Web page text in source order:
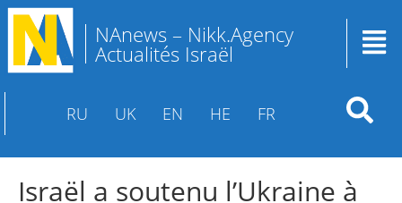
NAnews – Nikk.Agency
Actualités Israël
RU UK EN HE FR
Israël a soutenu l’Ukraine à